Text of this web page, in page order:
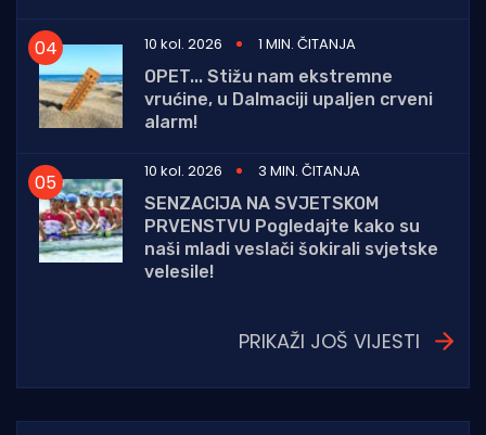
10 kol. 2026
1 MIN. ČITANJA
OPET... Stižu nam ekstremne
vrućine, u Dalmaciji upaljen crveni
alarm!
10 kol. 2026
3 MIN. ČITANJA
SENZACIJA NA SVJETSKOM
PRVENSTVU Pogledajte kako su
naši mladi veslači šokirali svjetske
velesile!
PRIKAŽI JOŠ VIJESTI